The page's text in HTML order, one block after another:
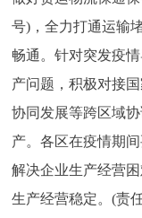
号)，全力打通运输
畅通。针对突发疫
产问题，积极对接
协同发展等跨区域
产。各区在疫情期
解决企业生产经营
生产经营稳定。(责